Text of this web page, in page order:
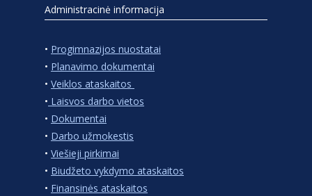
Administracinė informacija
• Progimnazijos nuostatai
• Planavimo dokumentai
• Veiklos ataskaitos
• Laisvos darbo vietos
• Dokumentai
• Darbo užmokestis
• Viešieji pirkimai
• Biudžeto vykdymo ataskaitos
• Finansinės ataskaitos